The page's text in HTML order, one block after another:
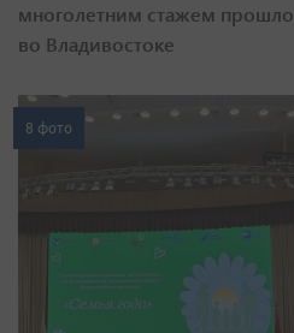
многолетним стажем прошло
во Владивостоке
8 фото